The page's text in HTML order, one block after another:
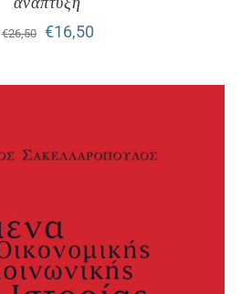
€26,50
Original
€16,50Η
€16,50.